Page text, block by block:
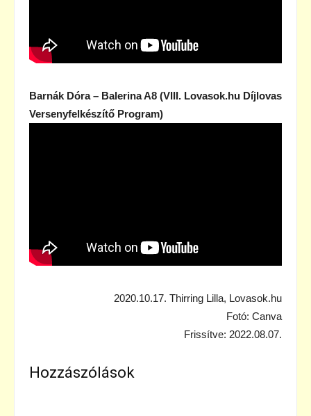
Barnák Dóra – Balerina A8 (VIII. Lovasok.hu Díjlovas
Versenyfelkészítő Program)
2020.10.17. Thirring Lilla, Lovasok.hu
Fotó: Canva
Frissítve: 2022.08.07.
Hozzászólások